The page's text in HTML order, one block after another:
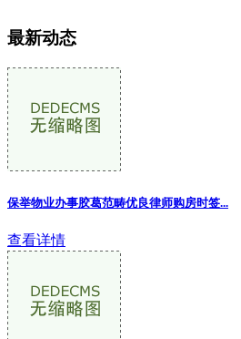
最新动态
保举物业办事胶葛范畴优良律师购房时签...
查看详情